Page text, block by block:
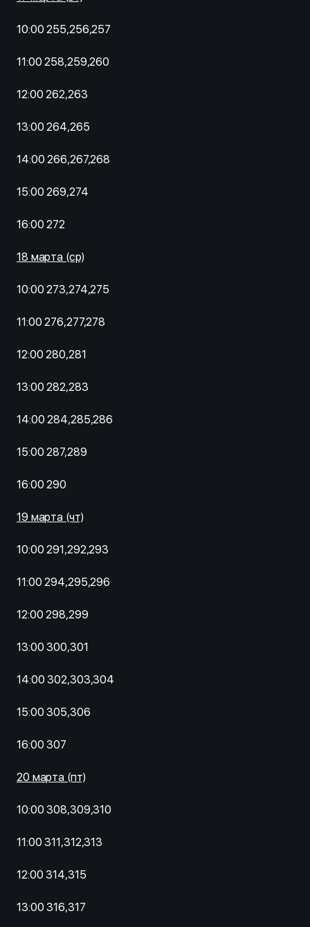
10:00 255,256,257
11:00 258,259,260
12:00 262,263
13:00 264,265
14:00 266,267,268
15:00 269,274
16:00 272
18 марта (ср)
10:00 273,274,275
11:00 276,277,278
12:00 280,281
13:00 282,283
14:00 284,285,286
15:00 287,289
16:00 290
19 марта (чт)
10:00 291,292,293
11:00 294,295,296
12:00 298,299
13:00 300,301
14:00 302,303,304
15:00 305,306
16:00 307
20 марта (пт)
10:00 308,309,310
11:00 311,312,313
12:00 314,315
13:00 316,317